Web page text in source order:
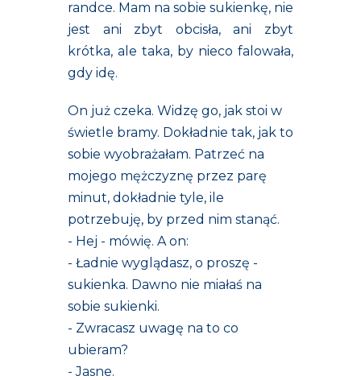
randce. Mam na sobie sukienkę, nie
jest ani zbyt obcisła, ani zbyt
krótka, ale taka, by nieco falowała,
gdy idę.
On już czeka. Widzę go, jak stoi w
świetle bramy. Dokładnie tak, jak to
sobie wyobrażałam. Patrzeć na
mojego mężczyznę przez parę
minut, dokładnie tyle, ile
potrzebuję, by przed nim stanąć.
- Hej - mówię. A on:
- Ładnie wyglądasz, o proszę -
sukienka. Dawno nie miałaś na
sobie sukienki.
- Zwracasz uwagę na to co
ubieram?
- Jasne.